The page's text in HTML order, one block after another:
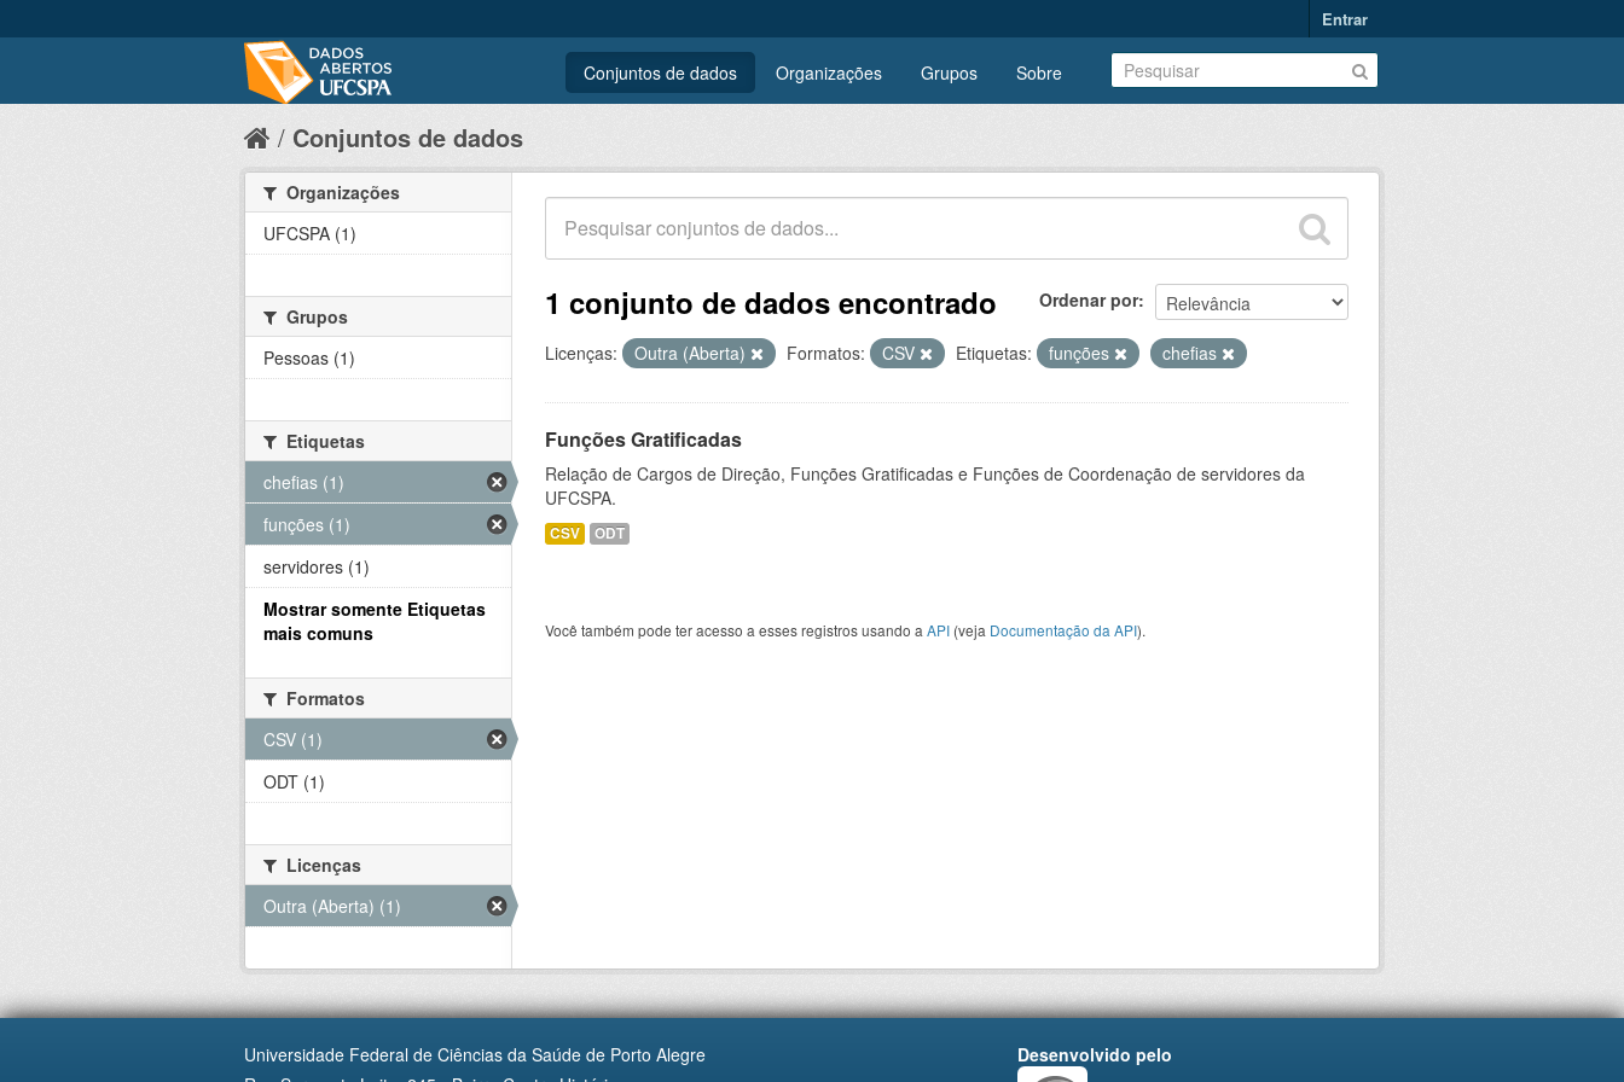
Entrar
Conjuntos de dados Organizações Grupos Sobre
Conjuntos de dados
Ordenar por
1 conjunto de dados encontrado
Licenças: Outra (Aberta) Formatos: CSV Etiquetas: funções chefias
Funções Gratificadas
Relação de Cargos de Direção, Funções Gratificadas e Funções de Coordenação de servidores da
UFCSPA.
CSV ODT
Você também pode ter acesso a esses registros usando a API (veja Documentação da API).
Organizações
UFCSPA (1)
Grupos
Pessoas (1)
Etiquetas
chefias (1)
funções (1)
servidores (1)
Mostrar somente Etiquetas
mais comuns
Formatos
CSV (1)
ODT (1)
Licenças
Outra (Aberta) (1)
Universidade Federal de Ciências da Saúde de Porto Alegre
Desenvolvido pelo